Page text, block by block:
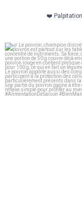
❤️
🌿 Le